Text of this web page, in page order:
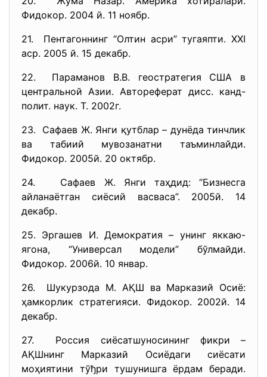
Фидокор. 2004 й. 11 ноябр.
21. Пентагоннинг “Олтин асри” тугаяпти. XXI
аср. 2005 й. 15 декабр.
22. Параманов В.В. геостратегия США в
центральной Азии. Автореферат дисс. канд-
полит. наук. Т. 2002г.
23. Сафаев Ж. Янги қутблар – дунёда тинчлик
ва табиий мувозанатни таъминлайди.
Фидокор. 2005й. 20 октябр.
24. Сафаев Ж. Янги таҳдид: “Бизнесга
айланаётган сиёсий васваса”. 2005й. 14
декабр.
25. Эргашев И. Демократия – унинг яккаю-
ягона, “Универсал модели” бўлмайди.
Фидокор. 2006й. 10 январ.
26. Шукурзода М. АҚШ ва Марказий Осиё:
ҳамкорлик стратегияси. Фидокор. 2002й. 14
декабр.
27. Россия сиёсатшуносининг фикри –
АҚШнинг Марказий Осиёдаги сиёсати
моҳиятини тўђри тушунишга ёрдам беради.